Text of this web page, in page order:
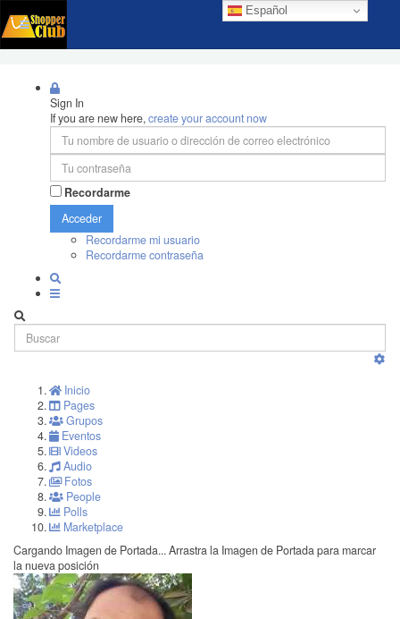
Español
Sign In
If you are new here,create your account now
Recordarme
Acceder
Recordarme mi usuario
Recordarme contraseña
Inicio
Pages
Grupos
Eventos
Videos
Audio
Fotos
People
Polls
Marketplace
Cargando Imagen de Portada... Arrastra la Imagen de Portada para marcar
la nueva posición